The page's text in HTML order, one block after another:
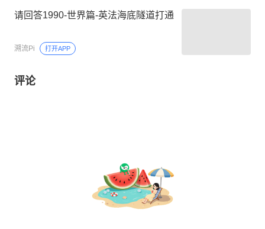
请回答1990-世界篇-英法海底隧道打通
溯流Pi 打开APP
评论